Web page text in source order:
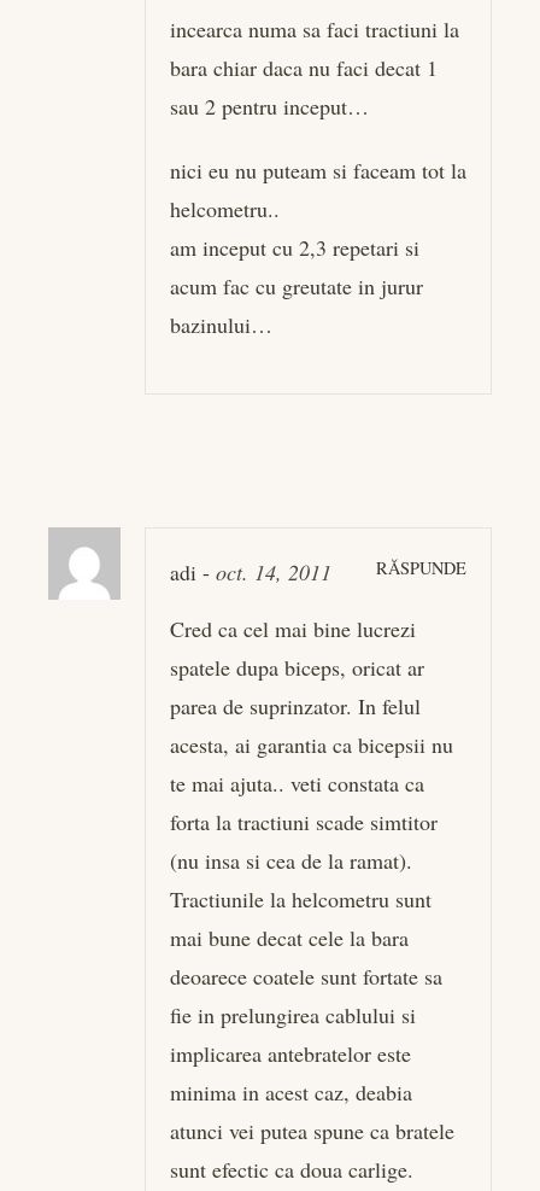
incearca numa sa faci tractiuni la
bara chiar daca nu faci decat 1
sau 2 pentru inceput…
nici eu nu puteam si faceam tot la
helcometru..
am inceput cu 2,3 repetari si
acum fac cu greutate in jurur
bazinului…
adi - oct. 14, 2011 RĂSPUNDE
Cred ca cel mai bine lucrezi
spatele dupa biceps, oricat ar
parea de suprinzator. In felul
acesta, ai garantia ca bicepsii nu
te mai ajuta.. veti constata ca
forta la tractiuni scade simtitor
(nu insa si cea de la ramat).
Tractiunile la helcometru sunt
mai bune decat cele la bara
deoarece coatele sunt fortate sa
fie in prelungirea cablului si
implicarea antebratelor este
minima in acest caz, deabia
atunci vei putea spune ca bratele
sunt efectic ca doua carlige.